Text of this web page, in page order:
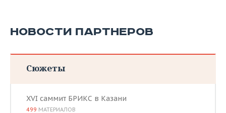
НОВОСТИ ПАРТНЕРОВ
Сюжеты
XVI саммит БРИКС в Казани
499 МАТЕРИАЛОВ